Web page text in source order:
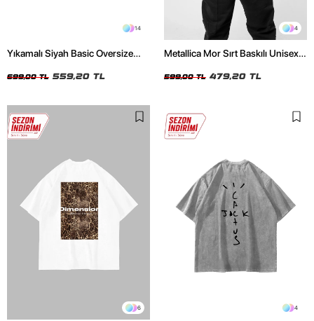
14
Yıkamalı Siyah Basic Oversize
699,00 TL 559,20 TL
4
Metallica Mor Sırt Baskılı Unisex
599,00 TL 479,20 TL
6 4